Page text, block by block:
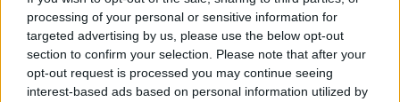
processing of your personal or sensitive information for
targeted advertising by us, please use the below opt-out
section to confirm your selection. Please note that after your
opt-out request is processed you may continue seeing
interest-based ads based on personal information utilized by